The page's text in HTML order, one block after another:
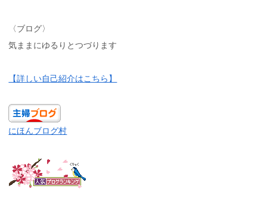
〈ブログ〉
気ままにゆるりとつづります
【詳しい自己紹介はこちら】
にほんブログ村